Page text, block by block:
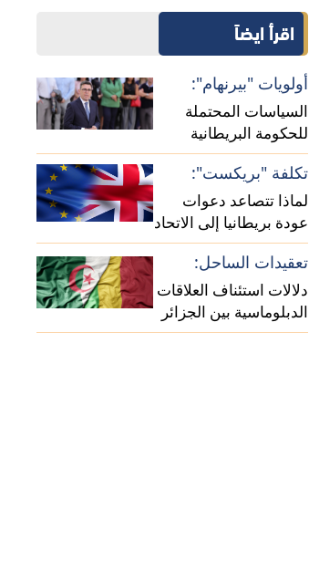
الأوروبي؟
تعقيدات الساحل:
دلالات استئناف العلاقات
الدبلوماسية بين الجزائر
ومالي